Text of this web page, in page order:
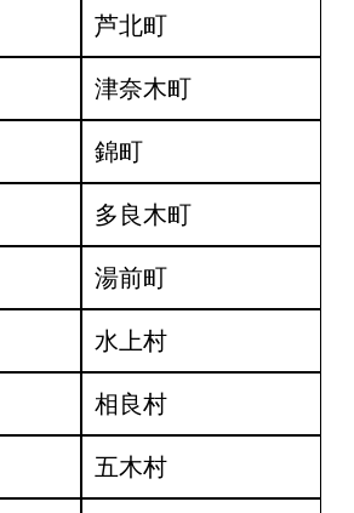
芦北町
津奈木町
錦町
多良木町
湯前町
水上村
相良村
五木村